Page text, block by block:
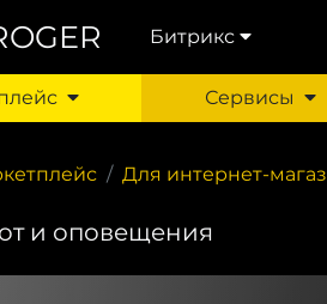
Битрикс
Сервисы
Для интернет-
и оповещения